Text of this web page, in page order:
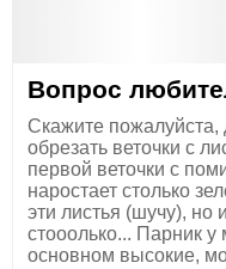
Вопрос
Скажите пожалуйста,
обрезать веточки с
первой веточки с
наростает столько
эти листья (шучу), но
стооолько... Парник
основном высокие,